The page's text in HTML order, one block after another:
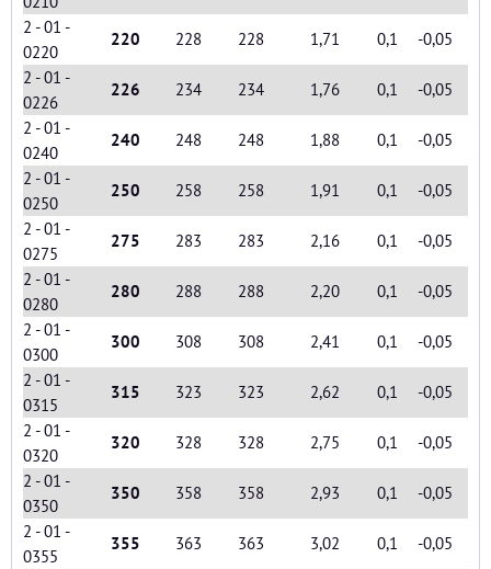
2 - 01 -
0220
220 228 228 1,71 0,1
-0,05
2 - 01 -
0226
226 234 234 1,76 0,1
-0,05
2 - 01 -
0240
240 248 248 1,88 0,1
-0,05
2 - 01 -
0250
250 258 258 1,91 0,1
-0,05
2 - 01 -
0275
275 283 283 2,16 0,1
-0,05
2 - 01 -
0280
280 288 288 2,20 0,1
-0,05
2 - 01 -
0300
300 308 308 2,41 0,1
-0,05
2 - 01 -
0315
315 323 323 2,62 0,1
-0,05
2 - 01 -
0320
320 328 328 2,75 0,1
-0,05
2 - 01 -
0350
350 358 358 2,93 0,1
-0,05
2 - 01 -
0355
355 363 363 3,02 0,1
-0,05